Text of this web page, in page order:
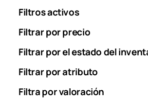
Filtros activos
Filtrar por precio
Filtrar por el estado del
Filtrar por atributo
Filtra por valoración